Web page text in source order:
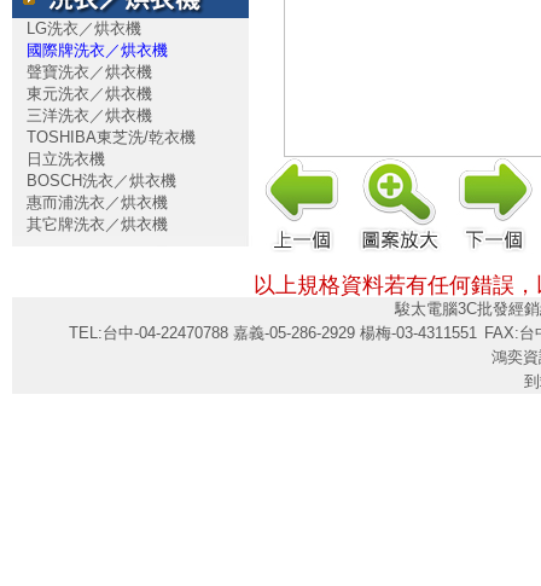
LG洗衣／烘衣機
國際牌洗衣／烘衣機
聲寶洗衣／烘衣機
東元洗衣／烘衣機
三洋洗衣／烘衣機
TOSHIBA東芝洗/乾衣機
日立洗衣機
BOSCH洗衣／烘衣機
惠而浦洗衣／烘衣機
其它牌洗衣／烘衣機
以上規格資料若有任何錯誤
駿太電腦3C批發經
TEL:台中-04-22470788 嘉義-05-286-2929 楊梅-03-4311551 FAX:台
鴻奕